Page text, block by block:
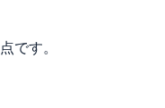
です。